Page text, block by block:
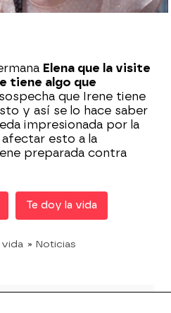
Elena que la visite
tiene algo que
que Irene tiene
y así se lo hace saber
impresionada por la
esto a la
preparada contra
Te doy la vida
vida » Noticias